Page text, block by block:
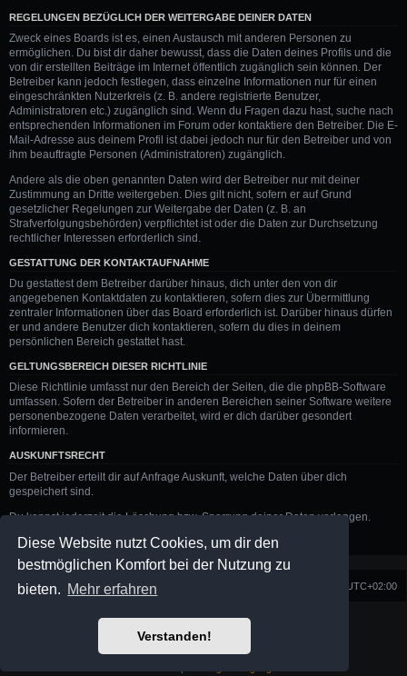
Diese Website nutzt Cookies, um dir den
bestmöglichen Komfort bei der Nutzung zu
bieten. Mehr erfahren
Verstanden!
REGELUNGEN BEZÜGLICH DER WEITERGABE DEINER DATEN
Zweck eines Boards ist es, einen Austausch mit anderen Personen zu
ermöglichen. Du bist dir daher bewusst, dass die Daten deines Profils und die
von dir erstellten Beiträge im Internet öffentlich zugänglich sein können. Der
Betreiber kann jedoch festlegen, dass einzelne Informationen nur für einen
eingeschränkten Nutzerkreis (z. B. andere registrierte Benutzer,
Administratoren etc.) zugänglich sind. Wenn du Fragen dazu hast, suche nach
entsprechenden Informationen im Forum oder kontaktiere den Betreiber. Die E-
Mail-Adresse aus deinem Profil ist dabei jedoch nur für den Betreiber und von
ihm beauftragte Personen (Administratoren) zugänglich.
Andere als die oben genannten Daten wird der Betreiber nur mit deiner
Zustimmung an Dritte weitergeben. Dies gilt nicht, sofern er auf Grund
gesetzlicher Regelungen zur Weitergabe der Daten (z. B. an
Strafverfolgungsbehörden) verpflichtet ist oder die Daten zur Durchsetzung
rechtlicher Interessen erforderlich sind.
GESTATTUNG DER KONTAKTAUFNAHME
Du gestattest dem Betreiber darüber hinaus, dich unter den von dir
angegebenen Kontaktdaten zu kontaktieren, sofern dies zur Übermittlung
zentraler Informationen über das Board erforderlich ist. Darüber hinaus dürfen
er und andere Benutzer dich kontaktieren, sofern du dies in deinem
persönlichen Bereich gestattet hast.
GELTUNGSBEREICH DIESER RICHTLINIE
Diese Richtlinie umfasst nur den Bereich der Seiten, die die phpBB-Software
umfassen. Sofern der Betreiber in anderen Bereichen seiner Software weitere
personenbezogene Daten verarbeitet, wird er dich darüber gesondert
informieren.
AUSKUNFTSRECHT
Der Betreiber erteilt dir auf Anfrage Auskunft, welche Daten über dich
gespeichert sind.
Du kannst jederzeit die Löschung bzw. Sperrung deiner Daten verlangen.
Foren-Übersicht UTC+02:00
Powered byphpBB® Forum Software © phpBB Limited
Prosilver Dark Edition byPremium phpBB Styles
phpBB.de